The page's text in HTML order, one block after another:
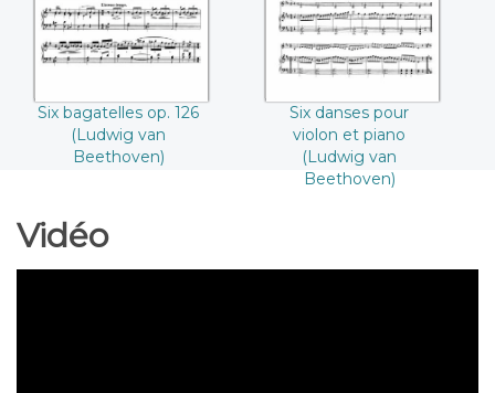
Six bagatelles op. 126
(Ludwig van
Beethoven)
Beethoven))
Six danses pour
violon et piano
(Ludwig van
Beethoven)
Vidéo